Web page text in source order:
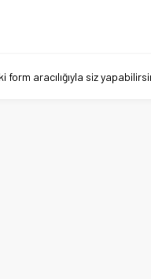
form aracılığıyla siz